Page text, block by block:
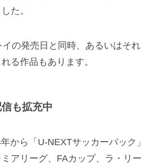
た。
の発売日と同時、あるいはそれ
る作品もあります。
も拡充中
から「U-NEXTサッカーパック」
アリーグ、FAカップ、ラ・リー